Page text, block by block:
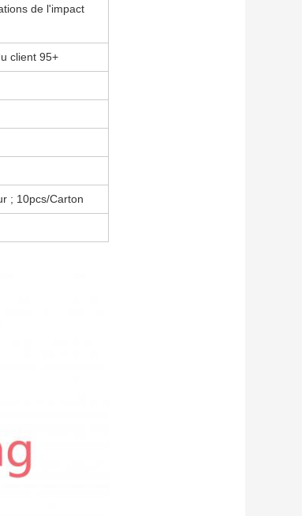
de l'impact
client 95+
; 10pcs/Carton